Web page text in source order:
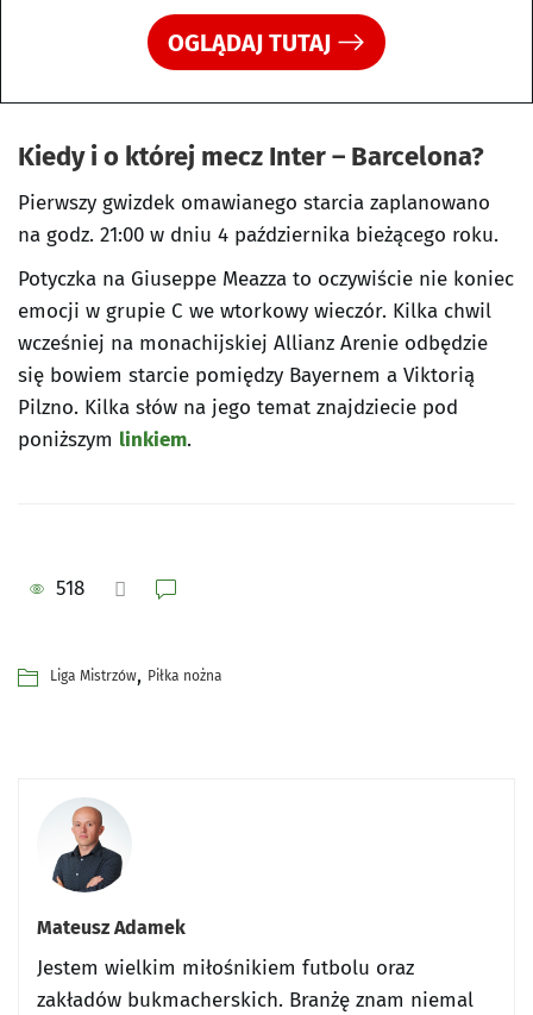
OGLĄDAJ TUTAJ
Kiedy i o której mecz Inter – Barcelona?
Pierwszy gwizdek omawianego starcia zaplanowano
na godz. 21:00 w dniu 4 października bieżącego roku.
Potyczka na Giuseppe Meazza to oczywiście nie koniec
emocji w grupie C we wtorkowy wieczór. Kilka chwil
wcześniej na monachijskiej Allianz Arenie odbędzie
się bowiem starcie pomiędzy Bayernem a Viktorią
Pilzno. Kilka słów na jego temat znajdziecie pod
poniższym linkiem.
518
Liga Mistrzów, Piłka nożna
Mateusz Adamek
Jestem wielkim miłośnikiem futbolu oraz
zakładów bukmacherskich. Branżę znam niemal